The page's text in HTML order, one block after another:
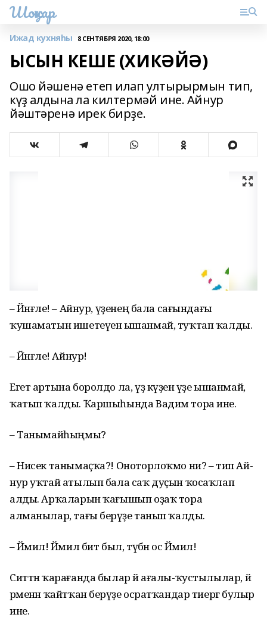
Шоңҡар
Ижад кухняһы 8 СЕНТЯБРЯ 2020, 18:00
ЫСЫН КЕШЕ (ХИКӘЙӘ)
Ошо йәшенә етеп илап ултырырмын тип,
күҙ алдына ла килтермәй ине. Айнур
йәштәренә ирек бирҙе.
– Йәнғәле! – Айнур, үҙенең бала сағындағы
ҡушаматын ишетеүенә ышанмай, туҡ­тап ҡалды.
– Йәнғәле! Айнур!
Егет артына боролдо ла, үҙ күҙенә үҙе ышанмай,
ҡатып ҡалды. Ҡаршыһында Вадим тора ине.
– Танымайһыңмы?
– Нисек танымаҫҡа?! Оноторлоҡмо ни? – тип Ай­
нур уҡтай атылып бала саҡ дуҫын ҡосаҡлап
алды. Арҡаларын ҡағышып оҙаҡ тора
алманылар, тағы бе­рәүҙе танып ҡалды.
– Йәмил! Йәмил бит был, түбән ос Йәмил!
Ситтән ҡарағанда бы­лар йә ағалы-ҡустылылар, йә
әрменән ҡайтҡан бе­рәүҙе осратҡандар тиергә булыр
ине.